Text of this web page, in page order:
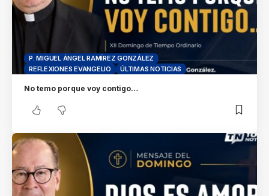
P. MIGUEL ÁNGEL RAMÍREZ GONZÁLEZ
REFLEXIONES EVANGELIO
ÚLTIMAS NOTICIAS
No temo porque voy contigo…